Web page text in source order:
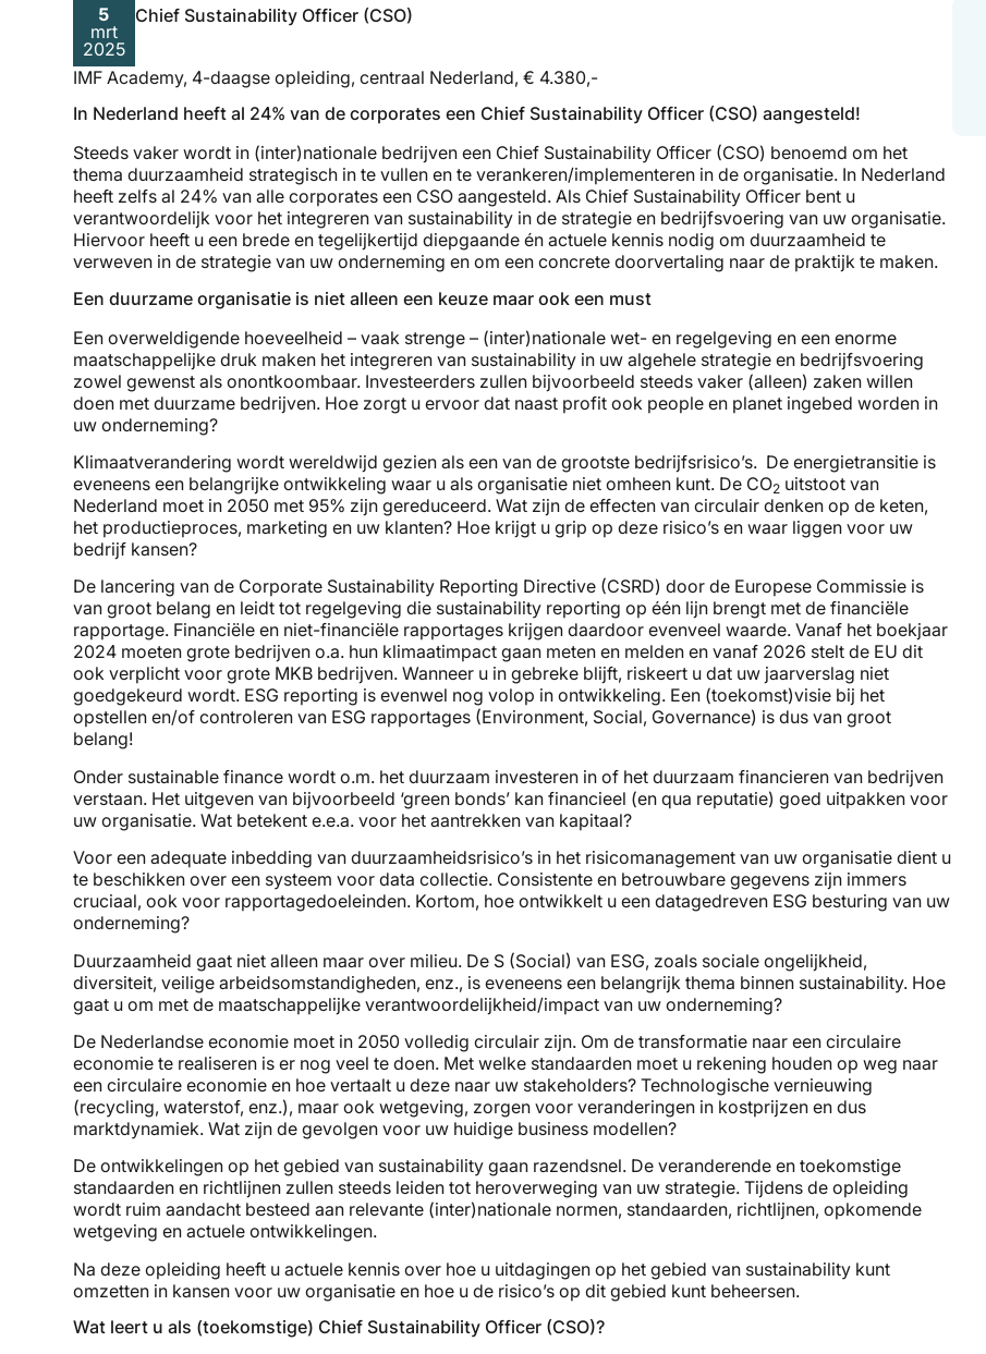
5
mrt
2025
Chief Sustainability Officer (CSO)
IMF Academy, 4-daagse opleiding, centraal Nederland, € 4.380,-
In Nederland heeft al 24% van de corporates een Chief Sustainability Officer (CSO) aangesteld!
Steeds vaker wordt in (inter)nationale bedrijven een Chief Sustainability Officer (CSO) benoemd om het
thema duurzaamheid strategisch in te vullen en te verankeren/implementeren in de organisatie. In Nederland
heeft zelfs al 24% van alle corporates een CSO aangesteld. Als Chief Sustainability Officer bent u
verantwoordelijk voor het integreren van sustainability in de strategie en bedrijfsvoering van uw organisatie.
Hiervoor heeft u een brede en tegelijkertijd diepgaande én actuele kennis nodig om duurzaamheid te
verweven in de strategie van uw onderneming en om een concrete doorvertaling naar de praktijk te maken.
Een duurzame organisatie is niet alleen een keuze maar ook een must
Een overweldigende hoeveelheid – vaak strenge – (inter)nationale wet- en regelgeving en een enorme
maatschappelijke druk maken het integreren van sustainability in uw algehele strategie en bedrijfsvoering
zowel gewenst als onontkoombaar. Investeerders zullen bijvoorbeeld steeds vaker (alleen) zaken willen
doen met duurzame bedrijven. Hoe zorgt u ervoor dat naast profit ook people en planet ingebed worden in
uw onderneming?
Klimaatverandering wordt wereldwijd gezien als een van de grootste bedrijfsrisico’s. De energietransitie is
eveneens een belangrijke ontwikkeling waar u als organisatie niet omheen kunt. De CO2 uitstoot van
Nederland moet in 2050 met 95% zijn gereduceerd. Wat zijn de effecten van circulair denken op de keten,
het productieproces, marketing en uw klanten? Hoe krijgt u grip op deze risico’s en waar liggen voor uw
bedrijf kansen?
De lancering van de Corporate Sustainability Reporting Directive (CSRD) door de Europese Commissie is
van groot belang en leidt tot regelgeving die sustainability reporting op één lijn brengt met de financiële
rapportage. Financiële en niet-financiële rapportages krijgen daardoor evenveel waarde. Vanaf het boekjaar
2024 moeten grote bedrijven o.a. hun klimaatimpact gaan meten en melden en vanaf 2026 stelt de EU dit
ook verplicht voor grote MKB bedrijven. Wanneer u in gebreke blijft, riskeert u dat uw jaarverslag niet
goedgekeurd wordt. ESG reporting is evenwel nog volop in ontwikkeling. Een (toekomst)visie bij het
opstellen en/of controleren van ESG rapportages (Environment, Social, Governance) is dus van groot
belang!
Onder sustainable finance wordt o.m. het duurzaam investeren in of het duurzaam financieren van bedrijven
verstaan. Het uitgeven van bijvoorbeeld ‘green bonds’ kan financieel (en qua reputatie) goed uitpakken voor
uw organisatie. Wat betekent e.e.a. voor het aantrekken van kapitaal?
Voor een adequate inbedding van duurzaamheidsrisico’s in het risicomanagement van uw organisatie dient u
te beschikken over een systeem voor data collectie. Consistente en betrouwbare gegevens zijn immers
cruciaal, ook voor rapportagedoeleinden. Kortom, hoe ontwikkelt u een datagedreven ESG besturing van uw
onderneming?
Duurzaamheid gaat niet alleen maar over milieu. De S (Social) van ESG, zoals sociale ongelijkheid,
diversiteit, veilige arbeidsomstandigheden, enz., is eveneens een belangrijk thema binnen sustainability. Hoe
gaat u om met de maatschappelijke verantwoordelijkheid/impact van uw onderneming?
De Nederlandse economie moet in 2050 volledig circulair zijn. Om de transformatie naar een circulaire
economie te realiseren is er nog veel te doen. Met welke standaarden moet u rekening houden op weg naar
een circulaire economie en hoe vertaalt u deze naar uw stakeholders? Technologische vernieuwing
(recycling, waterstof, enz.), maar ook wetgeving, zorgen voor veranderingen in kostprijzen en dus
marktdynamiek. Wat zijn de gevolgen voor uw huidige business modellen?
De ontwikkelingen op het gebied van sustainability gaan razendsnel. De veranderende en toekomstige
standaarden en richtlijnen zullen steeds leiden tot heroverweging van uw strategie. Tijdens de opleiding
wordt ruim aandacht besteed aan relevante (inter)nationale normen, standaarden, richtlijnen, opkomende
wetgeving en actuele ontwikkelingen.
Na deze opleiding heeft u actuele kennis over hoe u uitdagingen op het gebied van sustainability kunt
omzetten in kansen voor uw organisatie en hoe u de risico’s op dit gebied kunt beheersen.
Wat leert u als (toekomstige) Chief Sustainability Officer (CSO)?